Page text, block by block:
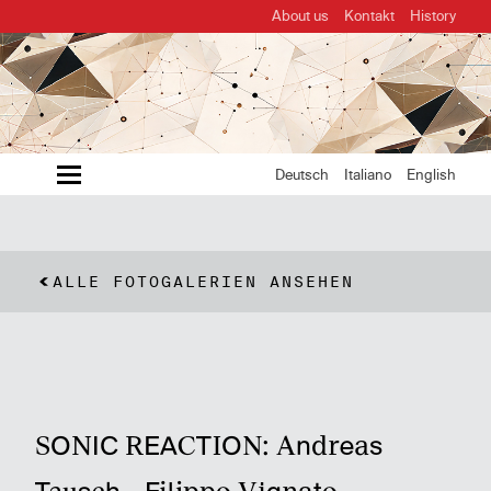
About us Kontakt History
Deutsch Italiano English
ALLE FOTOGALERIEN ANSEHEN
SONIC REACTION: Andreas